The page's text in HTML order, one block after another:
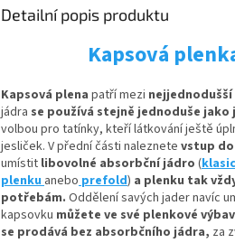
Detailní popis produktu
Kapsová
Kapsová plena patří mezi
jádra se používá stejně jednoduše
volbou pro tatínky, kteří látkování ještě
jesliček. V přední části naleznete vstup
umístit libovolné absorbčníjádro (
plenkuaneboprefold) a plenku tak
potřebám. Oddělení savých jader navíc
kapsovku můžete ve své plenkové
se prodává bez absorbčního jádra, za